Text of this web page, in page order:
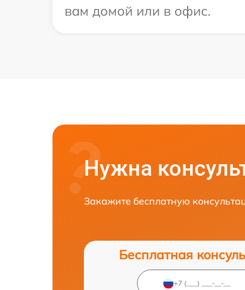
вам домой или в офис.
Нужна
Закажите бесплатную
Бесплатная